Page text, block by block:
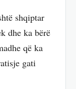
shqiptar
dhe ka bërë
që ka
gati